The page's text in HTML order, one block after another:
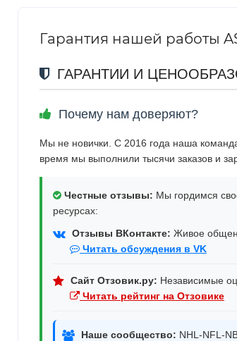
Гарантия нашей работы
ГАРАНТИИ И
Почему нам доверяют?
Мы не новички. С 2016 года наша
время мы выполнили тысячи заказов и
Честные отзывы: Мы гордимся
ресурсах:
Отзывы ВКонтакте: Живое
Читать обсуждения в VK
Сайт Отзовик.ру: Независимые
Читать рейтинг на Отзовике
Наше сообщество: NHL-NFL-